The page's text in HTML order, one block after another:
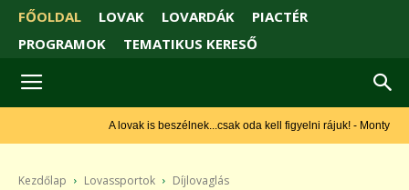
FŐOLDAL LOVAK LOVARDÁK
PIACTÉR
PROGRAMOK
TEMATIKUS KERESŐ
A lovak is beszélnek...csak oda kell figyelni rájuk! - Monty Roberts
Kezdőlap Lovassportok Díjlovaglás